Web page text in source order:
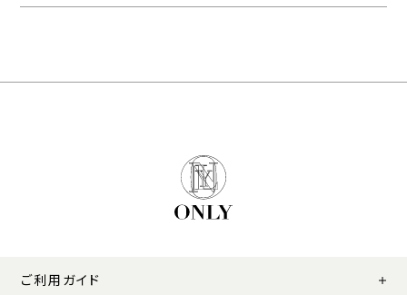
ご利用ガイド